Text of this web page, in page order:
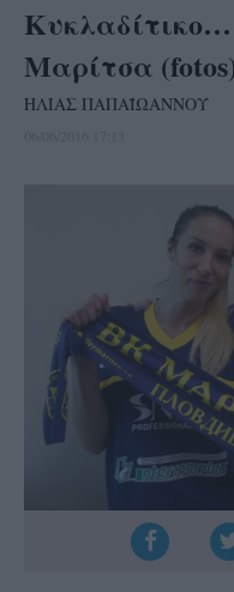
Μαρίτσα
ΗΛΙΑΣ ΠΑΠΑΪΩΑΝΝΟΥ